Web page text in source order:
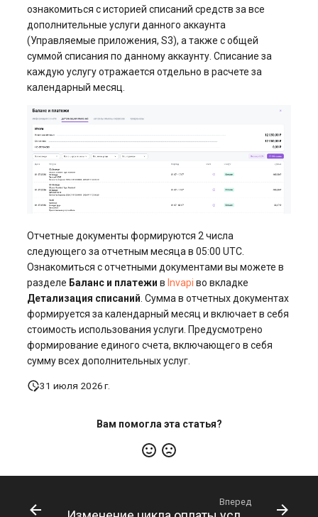
ознакомиться с историей списаний средств за все
дополнительные услуги данного аккаунта
(Управляемые приложения, S3), а также с общей
суммой списания по данному аккаунту. Списание за
каждую услугу отражается отдельно в расчете за
календарный месяц.
Отчетные документы формируются 2 числа
следующего за отчетным месяца в 05:00 UTC.
Ознакомиться с отчетными документами вы можете в
разделе Баланс и платежи в Invapi во вкладке
Детализация списаний . Сумма в отчетных документах
формируется за календарный месяц и включает в себя
стоимость использования услуги. Предусмотрено
формирование единого счета, включающего в себя
сумму всех дополнительных услуг.
31 июля 2026 г.
Вам помогла эта статья?
Вперед